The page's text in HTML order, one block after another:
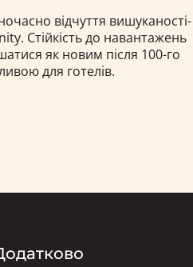
відчуття вишуканості-
Стійкість до навантажень
як новим після 100-го
для готелів.